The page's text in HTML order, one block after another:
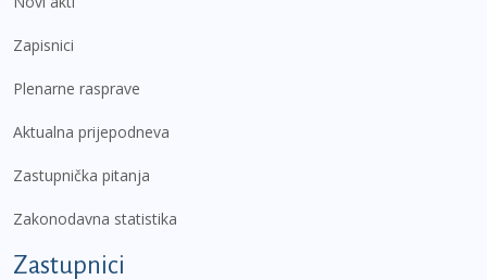
Zapisnici
Plenarne rasprave
Aktualna prijepodneva
Zastupnička pitanja
Zakonodavna statistika
Zastupnici